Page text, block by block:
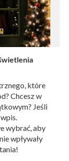
które
Chcesz w
Jeśli
wybrać, aby
wpływały